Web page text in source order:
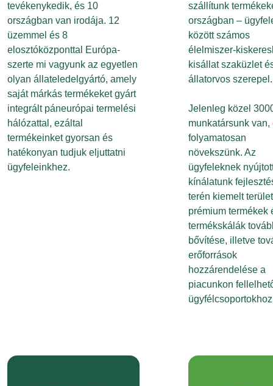
tevékenykedik, és 10
országban van irodája. 12
üzemmel és 8
elosztóközponttal Európa-
szerte mi vagyunk az egyetlen
olyan állateledelgyártó, amely
saját márkás termékeket gyárt
integrált páneurópai termelési
hálózattal, ezáltal
termékeinket gyorsan és
hatékonyan tudjuk eljuttatni
ügyfeleinkhez.
szállítunk
országban –
között számos
élelmiszer-
kisállat szaküzlet
állatorvos szerepel.
Jelenleg közel
munkatársunk van,
folyamatosan
növekszünk. Az
ügyfeleknek
kínálatunk
terén kiemelt
prémium termékek
termékskálák
bővítése, illetve
erőforrások
hozzárendelése a
piacunkon